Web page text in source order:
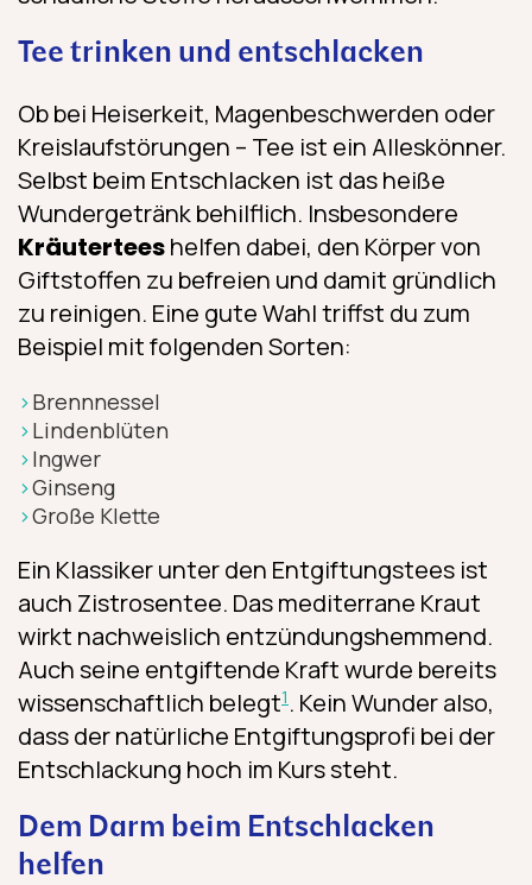
Tee trinken und entschlacken
Ob bei Heiserkeit, Magenbeschwerden oder
Kreislaufstörungen – Tee ist ein Alleskönner.
Selbst beim Entschlacken ist das heiße
Wundergetränk behilflich. Insbesondere
Kräuterteeshelfen dabei, den Körper von
Giftstoffen zu befreien und damit gründlich
zu reinigen. Eine gute Wahl triffst du zum
Beispiel mit folgenden Sorten:
Brennnessel
Lindenblüten
Ingwer
Ginseng
Große Klette
Ein Klassiker unter den Entgiftungstees ist
auch Zistrosentee. Das mediterrane Kraut
wirkt nachweislich entzündungshemmend.
Auch seine entgiftende Kraft wurde bereits
wissenschaftlich belegt1. Kein Wunder also,
dass der natürliche Entgiftungsprofi bei der
Entschlackung hoch im Kurs steht.
Dem Darm beim Entschlacken
helfen
Kategorie
Deine Daten sind wichtig für uns und werden sicher
&